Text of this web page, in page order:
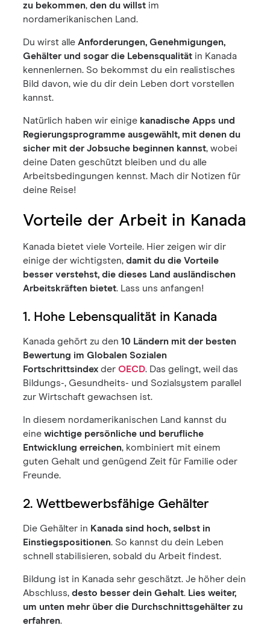
zu bekommen,den du willst im
nordamerikanischen Land.
Du wirst alleAnforderungen, Genehmigungen,
Gehälter und sogar die Lebensqualität in Kanada
kennenlernen. So bekommst du ein realistisches
Bild davon, wie du dir dein Leben dort vorstellen
kannst.
Natürlich haben wir einige kanadische Apps und
Regierungsprogramme ausgewählt, mit denen du
sicher mit der Jobsuche beginnen kannst, wobei
deine Daten geschützt bleiben und du alle
Arbeitsbedingungen kennst. Mach dir Notizen für
deine Reise!
Vorteile der Arbeit in Kanada
Kanada bietet viele Vorteile. Hier zeigen wir dir
einige der wichtigsten,damit du die Vorteile
besser verstehst, die dieses Land ausländischen
Arbeitskräften bietet. Lass uns anfangen!
1. Hohe Lebensqualität in Kanada
Kanada gehört zu den10 Ländern mit der besten
Bewertung im Globalen Sozialen
Fortschrittsindex derOECD. Das gelingt, weil das
Bildungs-, Gesundheits- und Sozialsystem parallel
zur Wirtschaft gewachsen ist.
In diesem nordamerikanischen Land kannst du
einewichtige persönliche und berufliche
Entwicklung erreichen, kombiniert mit einem
guten Gehalt und genügend Zeit für Familie oder
Freunde.
2. Wettbewerbsfähige Gehälter
Die Gehälter in Kanada sind hoch, selbst in
Einstiegspositionen. So kannst du dein Leben
schnell stabilisieren, sobald du Arbeit findest.
Bildung ist in Kanada sehr geschätzt. Je höher dein
Abschluss,desto besser dein Gehalt. Lies weiter,
um unten mehr über die Durchschnittsgehälter zu
erfahren.